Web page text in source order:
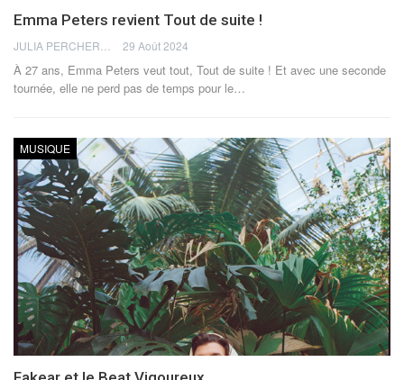
Emma Peters revient Tout de suite !
29 Août 2024
À 27 ans, Emma Peters veut tout, Tout de suite ! Et avec une seconde
tournée, elle ne perd pas de temps pour le…
MUSIQUE